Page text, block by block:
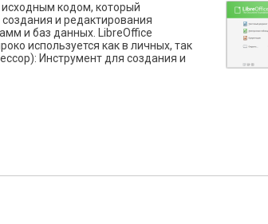
кодом, который
и редактирования
и баз данных. LibreOffice
используется как в личных, так
Инструмент для создания и